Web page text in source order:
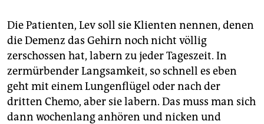
Die Patienten, Lev soll sie Klienten nennen, denen
die Demenz das Gehirn noch nicht völlig
zerschossen hat, labern zu jeder Tageszeit. In
zermürbender Langsamkeit, so schnell es eben
geht mit einem Lungenflügel oder nach der
dritten Chemo, aber sie labern. Das muss man sich
dann wochenlang anhören und nicken und